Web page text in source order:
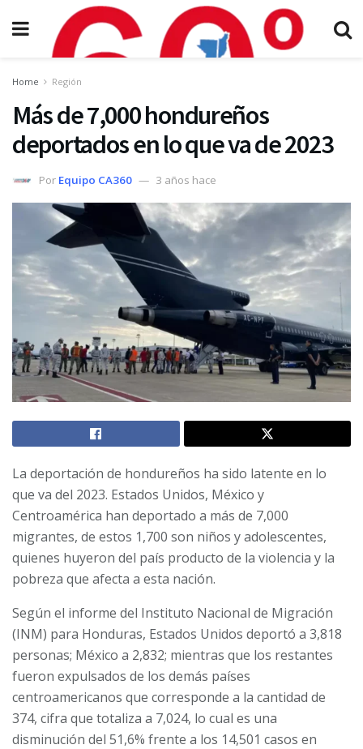
Home Región
Más de 7,000 hondureños
deportados en lo que va de 2023
Por Equipo CA360 3 años hace
La deportación de hondureños ha sido latente en lo
que va del 2023. Estados Unidos, México y
Centroamérica han deportado a más de 7,000
migrantes, de estos 1,700 son niños y adolescentes,
quienes huyeron del país producto de la violencia y la
pobreza que afecta a esta nación.
Según el informe del Instituto Nacional de Migración
(INM) para Honduras, Estados Unidos deportó a 3,818
personas; México a 2,832; mientras que los restantes
fueron expulsados de los demás países
centroamericanos que corresponde a la cantidad de
374, cifra que totaliza a 7,024, lo cual es una
disminución del 51,6% frente a los 14,501 casos en